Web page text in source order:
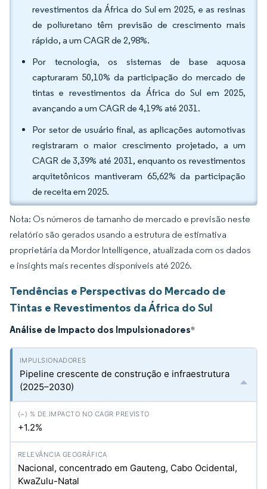
revestimentos da África do Sul em 2025, e as resinas
de poliuretano têm previsão de crescimento mais
rápido, a um CAGR de 2,98%.
Por tecnologia, os sistemas de base aquosa
capturaram 50,10% da participação do mercado de
tintas e revestimentos da África do Sul em 2025,
avançando a um CAGR de 4,19% até 2031.
Por setor de usuário final, as aplicações automotivas
registraram o maior crescimento projetado, a um
CAGR de 3,39% até 2031, enquanto os revestimentos
arquitetônicos mantiveram 65,62% da participação
de receita em 2025.
Nota: Os números de tamanho de mercado e previsão neste
relatório são gerados usando a estrutura de estimativa
proprietária da Mordor Intelligence, atualizada com os dados
e insights mais recentes disponíveis até 2026.
Tendências e Perspectivas do Mercado de
Tintas e Revestimentos da África do Sul
Análise de Impacto dos Impulsionadores*
Pipeline crescente de construção e infraestrutura
(2025–2030)
+1.2%
Nacional, concentrado em Gauteng, Cabo Ocidental,
KwaZulu-Natal